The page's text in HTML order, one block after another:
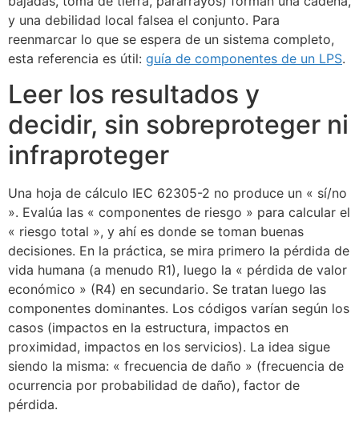
y una debilidad local falsea el conjunto. Para
reenmarcar lo que se espera de un sistema completo,
esta referencia es útil: guía de componentes de un LPS.
Leer los resultados y
decidir, sin sobreproteger ni
infraproteger
Una hoja de cálculo IEC 62305-2 no produce un « sí/no
». Evalúa las « componentes de riesgo » para calcular el
« riesgo total », y ahí es donde se toman buenas
decisiones. En la práctica, se mira primero la pérdida de
vida humana (a menudo R1), luego la « pérdida de valor
económico » (R4) en secundario. Se tratan luego las
componentes dominantes. Los códigos varían según los
casos (impactos en la estructura, impactos en
proximidad, impactos en los servicios). La idea sigue
siendo la misma: « frecuencia de daño » (frecuencia de
ocurrencia por probabilidad de daño), factor de
pérdida.
ECLAIR
En línea